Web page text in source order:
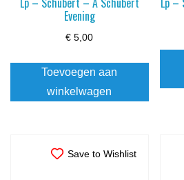
Evening
€ 5,00
Toevoegen aan
winkelwagen
Save to Wishlist